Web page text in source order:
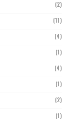
(2)
(11)
(4)
(1)
(4)
(1)
(2)
(1)